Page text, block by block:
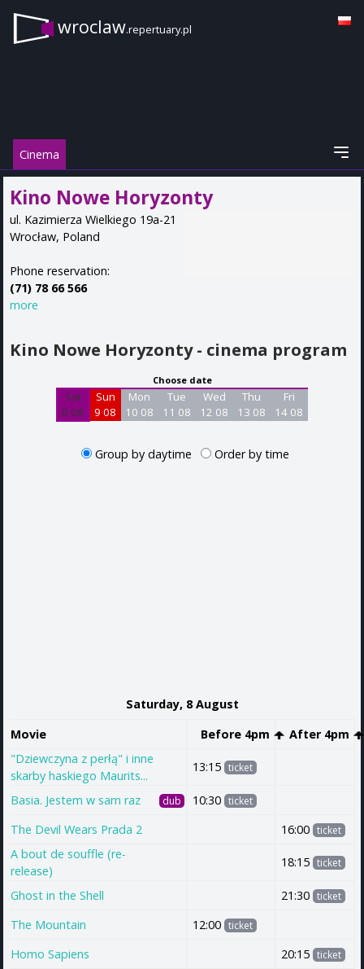
wroclaw.repertuary.pl
Cinema
Kino Nowe Horyzonty
ul. Kazimierza Wielkiego 19a-21
Wrocław, Poland
Phone reservation:
(71) 78 66 566
more
Kino Nowe Horyzonty - cinema program
Choose date
Sat
8 08
Sun
9 08
Mon
10 08
Tue
11 08
Wed
12 08
Thu
13 08
Fri
14 08
Group by daytime Order by time
Saturday, 8 August
Movie
Before 4pm
After 4pm
"Dziewczyna z perłą" i inne
skarby haskiego Maurits...
13:15 ticket
Basia. Jestem w sam raz dub 10:30 ticket
The Devil Wears Prada 2 16:00 ticket
A bout de souffle (re-
release)
18:15 ticket
Ghost in the Shell 21:30 ticket
The Mountain 12:00 ticket
Homo Sapiens 20:15 ticket